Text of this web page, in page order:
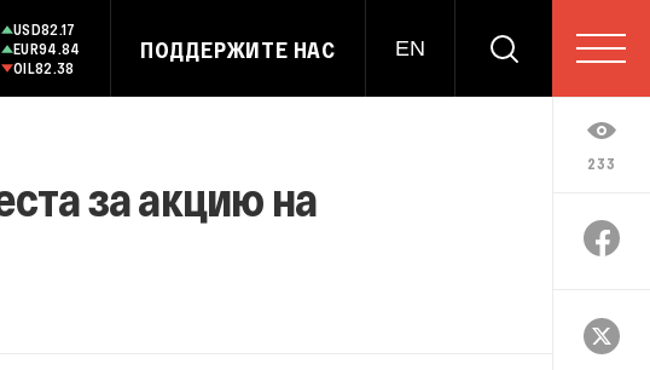
USD82.17
EUR94.84
OIL82.38
ПОДДЕРЖИТЕ НАС EN
233
за акцию на